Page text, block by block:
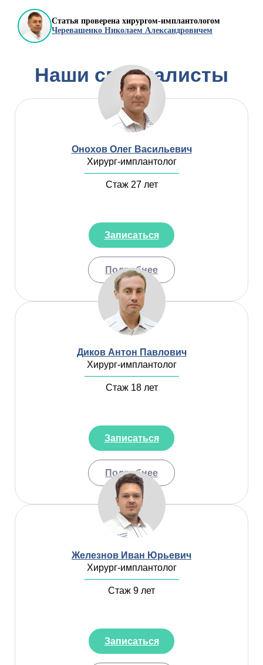
прием можно по телефону или
через форму обратной связи на
Статья проверена хирургом-имплантологом
Черевашенко Николаем Александровичем
Наши специалисты
Онохов Олег Васильевич
Хирург-имплантолог
Стаж 27 лет
Подробнее
Записаться
Диков Антон Павлович
Хирург-имплантолог
Стаж 18 лет
Подробнее
Записаться
Железнов Иван Юрьевич
Хирург-имплантолог
Стаж 9 лет
Записаться